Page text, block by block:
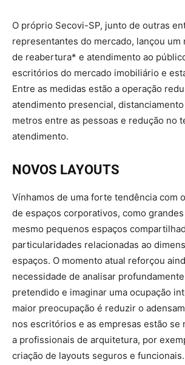
O próprio Secovi-SP, junto de outras
representantes do mercado, lançou um
de reabertura* e atendimento ao
escritórios do mercado imobiliário e
Entre as medidas estão a operação
atendimento presencial,
metros entre as pessoas e redução no
atendimento.
NOVOS LAYOUTS
Vínhamos de uma forte tendência com
de espaços corporativos, como
mesmo pequenos espaços
particularidades relacionadas ao
espaços. O momento atual reforçou
necessidade de analisar
pretendido e imaginar uma ocupação
maior preocupação é reduzir o
nos escritórios e as empresas estão se
a profissionais de arquitetura, por
criação de layouts seguros e funcionais.